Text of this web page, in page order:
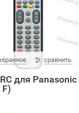
сравнить
для Panasonic
F)